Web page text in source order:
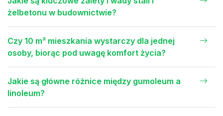
żelbetonu w budownictwie?
Czy 10 m² mieszkania wystarczy dla jednej
osoby, biorąc pod uwagę komfort życia?
Jakie są główne różnice między gumoleum a
linoleum?